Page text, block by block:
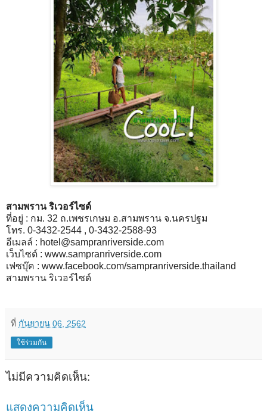
สามพราน ริเวอร์ไซด์
ที่อยู่ : กม. 32 ถ.เพชรเกษม อ.สามพราน จ.นครปฐม
โทร. 0-3432-2544 , 0-3432-2588-93
อีเมลล์ : hotel@sampranriverside.com
เว็บไซต์ : www.sampranriverside.com
เฟซบุ๊ค : www.facebook.com/sampranriverside.thailand
สามพราน ริเวอร์ไซด์
ที่ กันยายน 06, 2562
ใช้ร่วมกัน
ไม่มีความคิดเห็น:
แสดงความคิดเห็น